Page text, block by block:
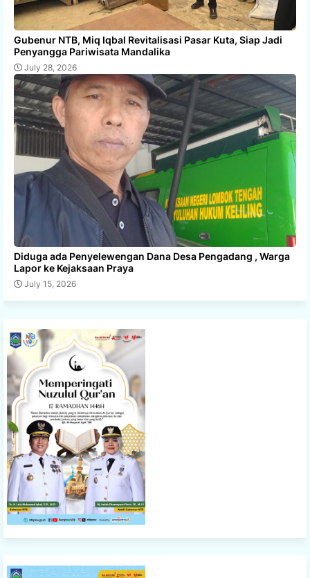
Gubenur NTB, Miq Iqbal Revitalisasi Pasar Kuta, Siap Jadi
Penyangga Pariwisata Mandalika
July 28, 2026
Diduga ada Penyelewengan Dana Desa Pengadang , Warga
Lapor ke Kejaksaan Praya
July 15, 2026